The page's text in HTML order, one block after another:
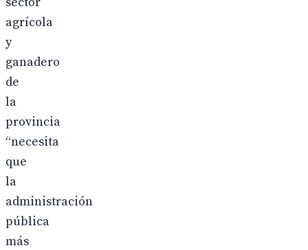
agrícola
y
ganadero
de
la
provincia
“necesita
que
la
administración
pública
más